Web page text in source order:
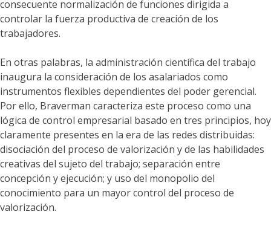
consecuente normalización de funciones dirigida a
controlar la fuerza productiva de creación de los
trabajadores.
En otras palabras, la administración científica del trabajo
inaugura la consideración de los asalariados como
instrumentos flexibles dependientes del poder gerencial.
Por ello, Braverman caracteriza este proceso como una
lógica de control empresarial basado en tres principios, hoy
claramente presentes en la era de las redes distribuidas:
disociación del proceso de valorización y de las habilidades
creativas del sujeto del trabajo; separación entre
concepción y ejecución; y uso del monopolio del
conocimiento para un mayor control del proceso de
valorización.